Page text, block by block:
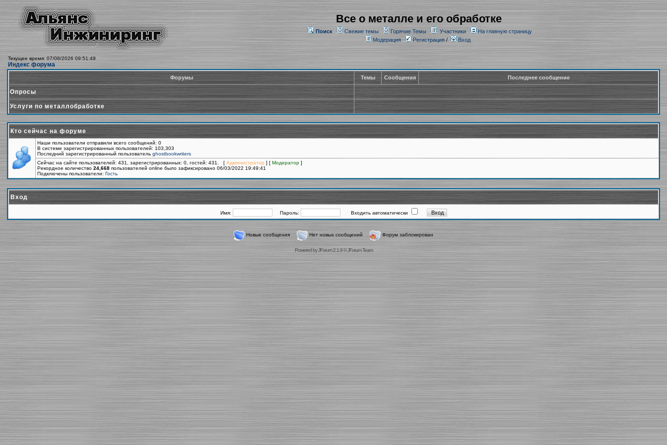
Все о металле и его обработке
Поиск Свежие темы Горячие Темы Участники
На главную страницу
Модерация
Регистрация/ Вход
Текущее время: 07/08/2026 09:51:49
Индекс форума
Форумы Темы Сообщения Последнее сообщение
Опросы
Услуги по металлобработке
Кто сейчас на форуме
Наши пользователи отправили всего сообщений: 0
В системе зарегистрированных пользователей: 103,303
Последний зарегистрированный пользователь ghostbookwriters
Сейчас на сайте пользователей: 431, зарегистрированных: 0, гостей: 431. [ Администратор ] [ Модератор ]
Рекордное количество 24,668 пользователей online было зафиксировано 06/03/2022 19:49:41
Подключены пользователи: Гость
Вход
Имя: Пароль: Входить автоматически
Новые сообщения Нет новых сообщений Форум заблокирован
Powered byJForum 2.1.9©JForum Team